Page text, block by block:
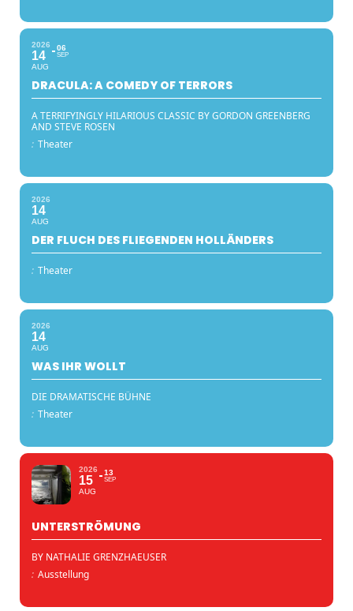
2026
14
AUG
06
SEP
DRACULA: A COMEDY OF TERRORS
A TERRIFYINGLY HILARIOUS CLASSIC BY GORDON GREENBERG
AND STEVE ROSEN
: Theater
2026
14
AUG
DER FLUCH DES FLIEGENDEN HOLLÄNDERS
: Theater
2026
14
AUG
WAS IHR WOLLT
DIE DRAMATISCHE BÜHNE
: Theater
2026
15
AUG
13
SEP
UNTERSTRÖMUNG
BY NATHALIE GRENZHAEUSER
: Ausstellung